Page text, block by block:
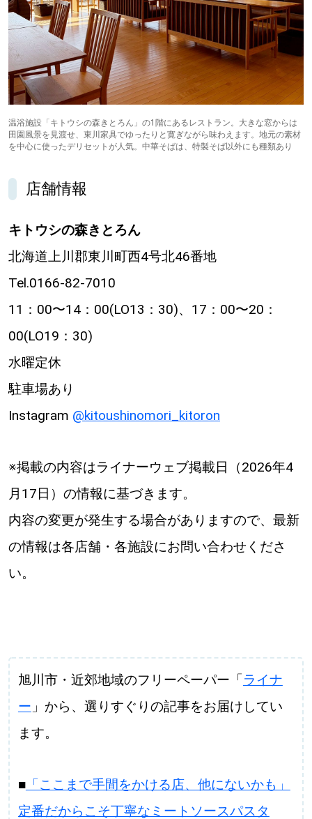
情報提供・お問い合わせ 利用規約
プライバシーポリシー
閉じる
温浴施設「キトウシの森きとろん」の1階にあるレストラン。大きな窓からは
田園風景を見渡せ、東川家具でゆったりと寛ぎながら味わえます。地元の素材
を中心に使ったデリセットが人気。中華そばは、特製そば以外にも種類あり
店舗情報
キトウシの森きとろん
北海道上川郡東川町西4号北46番地
Tel.0166-82-7010
11：00〜14：00(LO13：30)、17：00〜20：
00(LO19：30)
水曜定休
駐車場あり
Instagram @kitoushinomori_kitoron
※掲載の内容はライナーウェブ掲載日（2026年4
月17日）の情報に基づきます。
内容の変更が発生する場合がありますので、最新
の情報は各店舗・各施設にお問い合わせくださ
い。
旭川市・近郊地域のフリーペーパー「ライナ
ー 」から、選りすぐりの記事をお届けしてい
ます。
■「ここまで手間をかける店、他にないかも」
定番だからこそ丁寧なミートソースパスタ